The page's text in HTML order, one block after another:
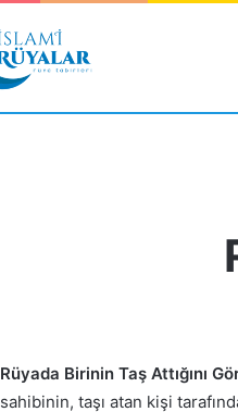
Rüyada Birinin Taş Attığını
sahibinin, taşı atan kişi
Rüyanızı